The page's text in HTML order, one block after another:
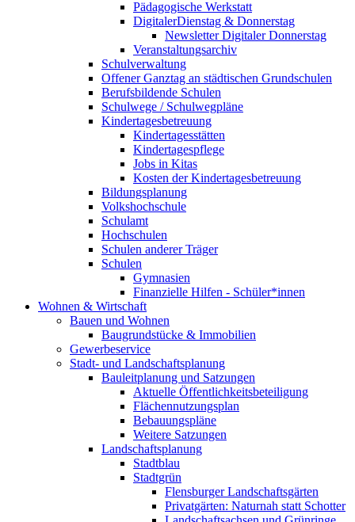
Pädagogische Werkstatt
DigitalerDienstag & Donnerstag
Newsletter Digitaler Donnerstag
Veranstaltungsarchiv
Schulverwaltung
Offener Ganztag an städtischen Grundschulen
Berufsbildende Schulen
Schulwege / Schulwegpläne
Kindertagesbetreuung
Kindertagesstätten
Kindertagespflege
Jobs in Kitas
Kosten der Kindertagesbetreuung
Bildungsplanung
Volkshochschule
Schulamt
Hochschulen
Schulen anderer Träger
Schulen
Gymnasien
Finanzielle Hilfen - Schüler*innen
Wohnen & Wirtschaft
Bauen und Wohnen
Baugrundstücke & Immobilien
Gewerbeservice
Stadt- und Landschaftsplanung
Bauleitplanung und Satzungen
Aktuelle Öffentlichkeitsbeteiligung
Flächennutzungsplan
Bebauungspläne
Weitere Satzungen
Landschaftsplanung
Stadtblau
Stadtgrün
Flensburger Landschaftsgärten
Privatgärten: Naturnah statt Schotter